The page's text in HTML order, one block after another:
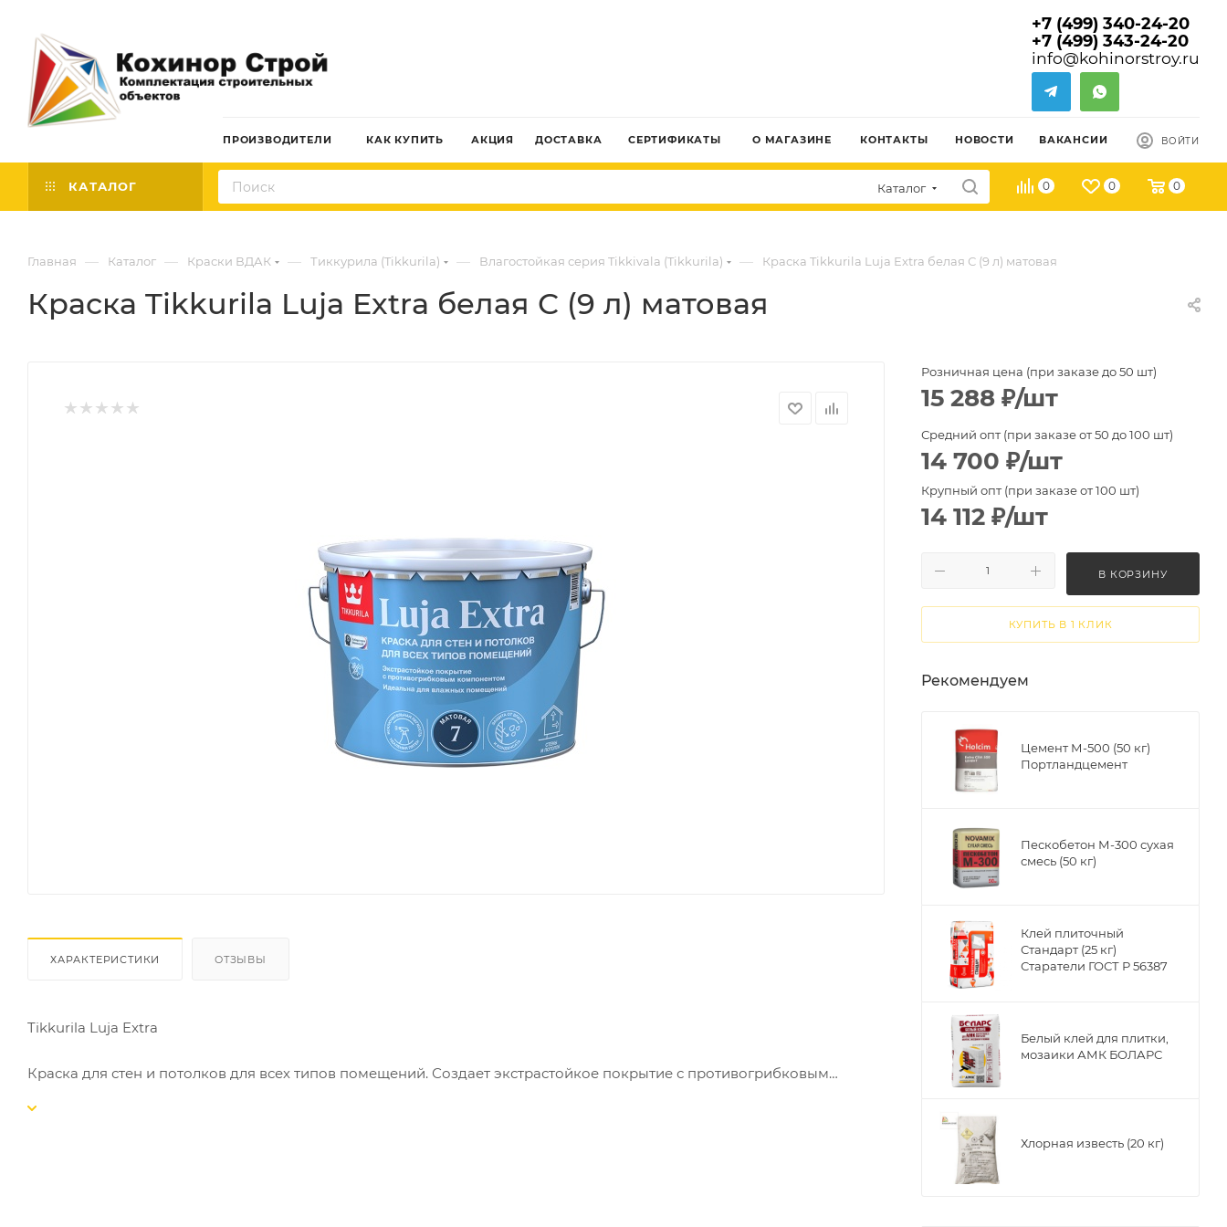
+7 (499) 340-24-20
+7 (499) 343-24-20
info@kohinorstroy.ru
ПРОИЗВОДИТЕЛИ КАК КУПИТЬ АКЦИЯ ДОСТАВКА СЕРТИФИКАТЫ О МАГАЗИНЕ КОНТАКТЫ НОВОСТИ ВАКАНСИИ ВОЙТИ
КАТАЛОГ Каталог 0 0 0
Главная — Каталог — Краски ВДАК — Тиккурила (Tikkurila) — Влагостойкая серия Tikkivala (Tikkurila) — Краска Tikkurila Luja Extra белая С (9 л) матовая
Краска Tikkurila Luja Extra белая С (9 л) матовая
ХАРАКТЕРИСТИКИ ОТЗЫВЫ
Tikkurila Luja Extra
Краска для стен и потолков для всех типов помещений. Создает экстрастойкое покрытие с противогрибковым
Розничная цена (при заказе до 50 шт)
15 288 ₽/шт
Средний опт (при заказе от 50 до 100 шт)
14 700 ₽/шт
Крупный опт (при заказе от 100 шт)
14 112 ₽/шт
В КОРЗИНУ
КУПИТЬ В 1 КЛИК
Рекомендуем
Цемент М-500 (50 кг)
Портландцемент
Пескобетон М-300 сухая
смесь (50 кг)
Клей плиточный
Стандарт (25 кг)
Старатели ГОСТ Р 56387
Белый клей для плитки,
мозаики АМК БОЛАРС
Хлорная известь (20 кг)